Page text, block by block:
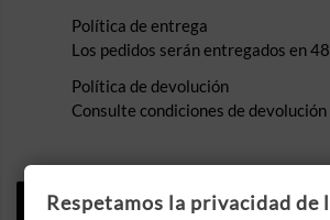
Política de entrega
Los pedidos serán entregados en
Política de devolución
Consulte condiciones de
DESCRIPCIÓN
Respetamos la privacidad de